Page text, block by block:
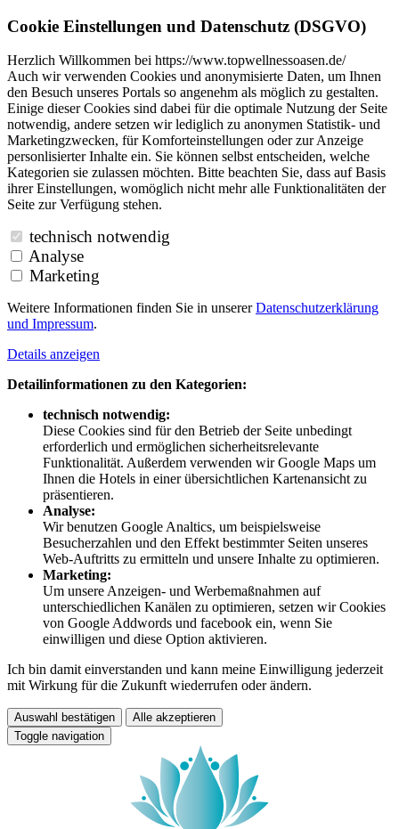
Cookie Einstellungen und Datenschutz (DSGVO)
Herzlich Willkommen bei https://www.topwellnessoasen.de/
Auch wir verwenden Cookies und anonymisierte Daten, um Ihnen
den Besuch unseres Portals so angenehm als möglich zu gestalten.
Einige dieser Cookies sind dabei für die optimale Nutzung der Seite
notwendig, andere setzen wir lediglich zu anonymen Statistik- und
Marketingzwecken, für Komforteinstellungen oder zur Anzeige
personlisierter Inhalte ein. Sie können selbst entscheiden, welche
Kategorien sie zulassen möchten. Bitte beachten Sie, dass auf Basis
ihrer Einstellungen, womöglich nicht mehr alle Funktionalitäten der
Seite zur Verfügung stehen.
technisch notwendig
Analyse
Marketing
Weitere Informationen finden Sie in unsererDatenschutzerklärung
und Impressum.
Details anzeigen
Detailinformationen zu den Kategorien:
technisch notwendig:
Diese Cookies sind für den Betrieb der Seite unbedingt
erforderlich und ermöglichen sicherheitsrelevante
Funktionalität. Außerdem verwenden wir Google Maps um
Ihnen die Hotels in einer übersichtlichen Kartenansicht zu
präsentieren.
Analyse:
Wir benutzen Google Analtics, um beispielsweise
Besucherzahlen und den Effekt bestimmter Seiten unseres
Web-Auftritts zu ermitteln und unsere Inhalte zu optimieren.
Marketing:
Um unsere Anzeigen- und Werbemaßnahmen auf
unterschiedlichen Kanälen zu optimieren, setzen wir Cookies
von Google Addwords und facebook ein, wenn Sie
einwilligen und diese Option aktivieren.
Ich bin damit einverstanden und kann meine Einwilligung jederzeit
mit Wirkung für die Zukunft wiederrufen oder ändern.
Auswahl bestätigen
Alle akzeptieren
Toggle navigation